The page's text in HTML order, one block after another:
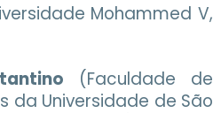
Mohammed V,
(Faculdade de
da Universidade de São